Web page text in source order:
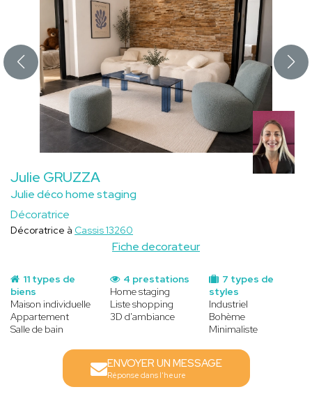
Julie GRUZZA
Julie déco home staging
Décoratrice
Fiche decorateur
Décoratrice à Cassis 13260
11 types de
biens
Maison individuelle
Appartement
Salle de bain
7 types de
styles
Industriel
Bohème
Minimaliste
4 prestations
Home staging
Liste shopping
3D d'ambiance
ENVOYER UN MESSAGE
Réponse dans l'heure